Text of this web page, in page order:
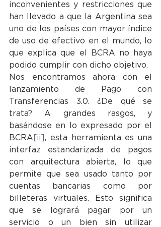
inconvenientes y restricciones que
han llevado a que la Argentina sea
uno de los países con mayor índice
de uso de efectivo en el mundo, lo
que explica que el BCRA no haya
podido cumplir con dicho objetivo.
Nos encontramos ahora con el
lanzamiento de Pago con
Transferencias 3.0. ¿De qué se
trata? A grandes rasgos, y
basándose en lo expresado por el
BCRA [ii] , esta herramienta es una
interfaz estandarizada de pagos
con arquitectura abierta, lo que
permite que sea usado tanto por
cuentas bancarias como por
billeteras virtuales. Esto significa
que se logrará pagar por un
servicio o un bien sin utilizar